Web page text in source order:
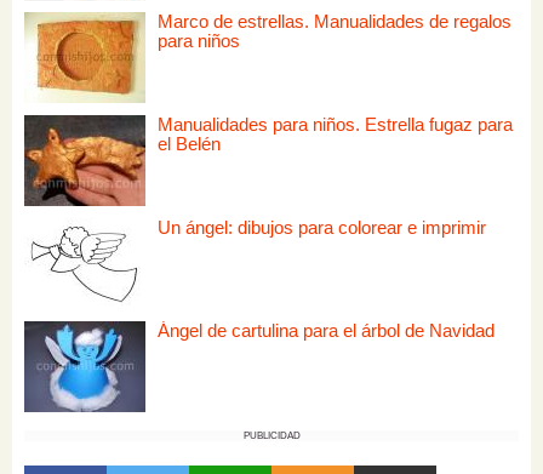
Marco de estrellas. Manualidades de regalos
para niños
Manualidades para niños. Estrella fugaz para
el Belén
Un ángel: dibujos para colorear e imprimir
Ángel de cartulina para el árbol de Navidad
PUBLICIDAD